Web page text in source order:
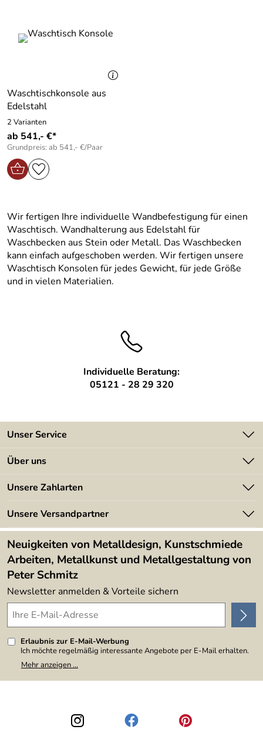
Waschtischkonsole aus
Edelstahl
2 Varianten
ab 541,- €*
Grundpreis: ab 541,- €/Paar
Wir fertigen Ihre individuelle Wandbefestigung für einen
Waschtisch. Wandhalterung aus Edelstahl für
Waschbecken aus Stein oder Metall. Das Waschbecken
kann einfach aufgeschoben werden. Wir fertigen unsere
Waschtisch Konsolen für jedes Gewicht, für jede Größe
und in vielen Materialien.
Individuelle Beratung:
05121 - 28 29 320
Unser Service
Kontakt
Kundeninformationen
Newsletter
Lieferbedingungen
Über uns
Angebote
Kundenbewertungen (394)
4,9/5
Unsere Zahlarten
Unsere Versandpartner
Neuigkeiten von Metalldesign, Kunstschmiede
Arbeiten, Metallkunst und Metallgestaltung von
Peter Schmitz
Newsletter anmelden & Vorteile sichern
Erlaubnis zur E-Mail-Werbung
Ich möchte regelmäßig interessante Angebote per E-Mail erhalten.
Meine E-Mail-Adresse wird nicht an andere Unternehmen
weitergegeben. Zu statistischen Zwecken wird in anonymer Form
den Link "Abmelden" am Ende des Newsletters anklicke. Die
Datenschutzerklärung
habe ich zur Kenntnis genommen.
Mehr anzeigen ...